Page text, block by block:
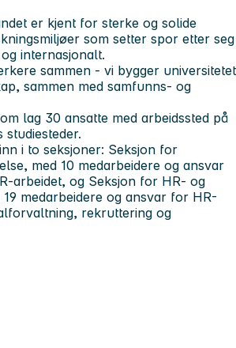
er kjent for sterke og solide
som setter spor etter seg
internasjonalt.
sammen - vi bygger universitetet
sammen med samfunns- og
lag 30 ansatte med arbeidssted på
studiesteder.
i to seksjoner: Seksjon for
med 10 medarbeidere og ansvar
arbeidet, og Seksjon for HR- og
medarbeidere og ansvar for HR-
rekruttering og